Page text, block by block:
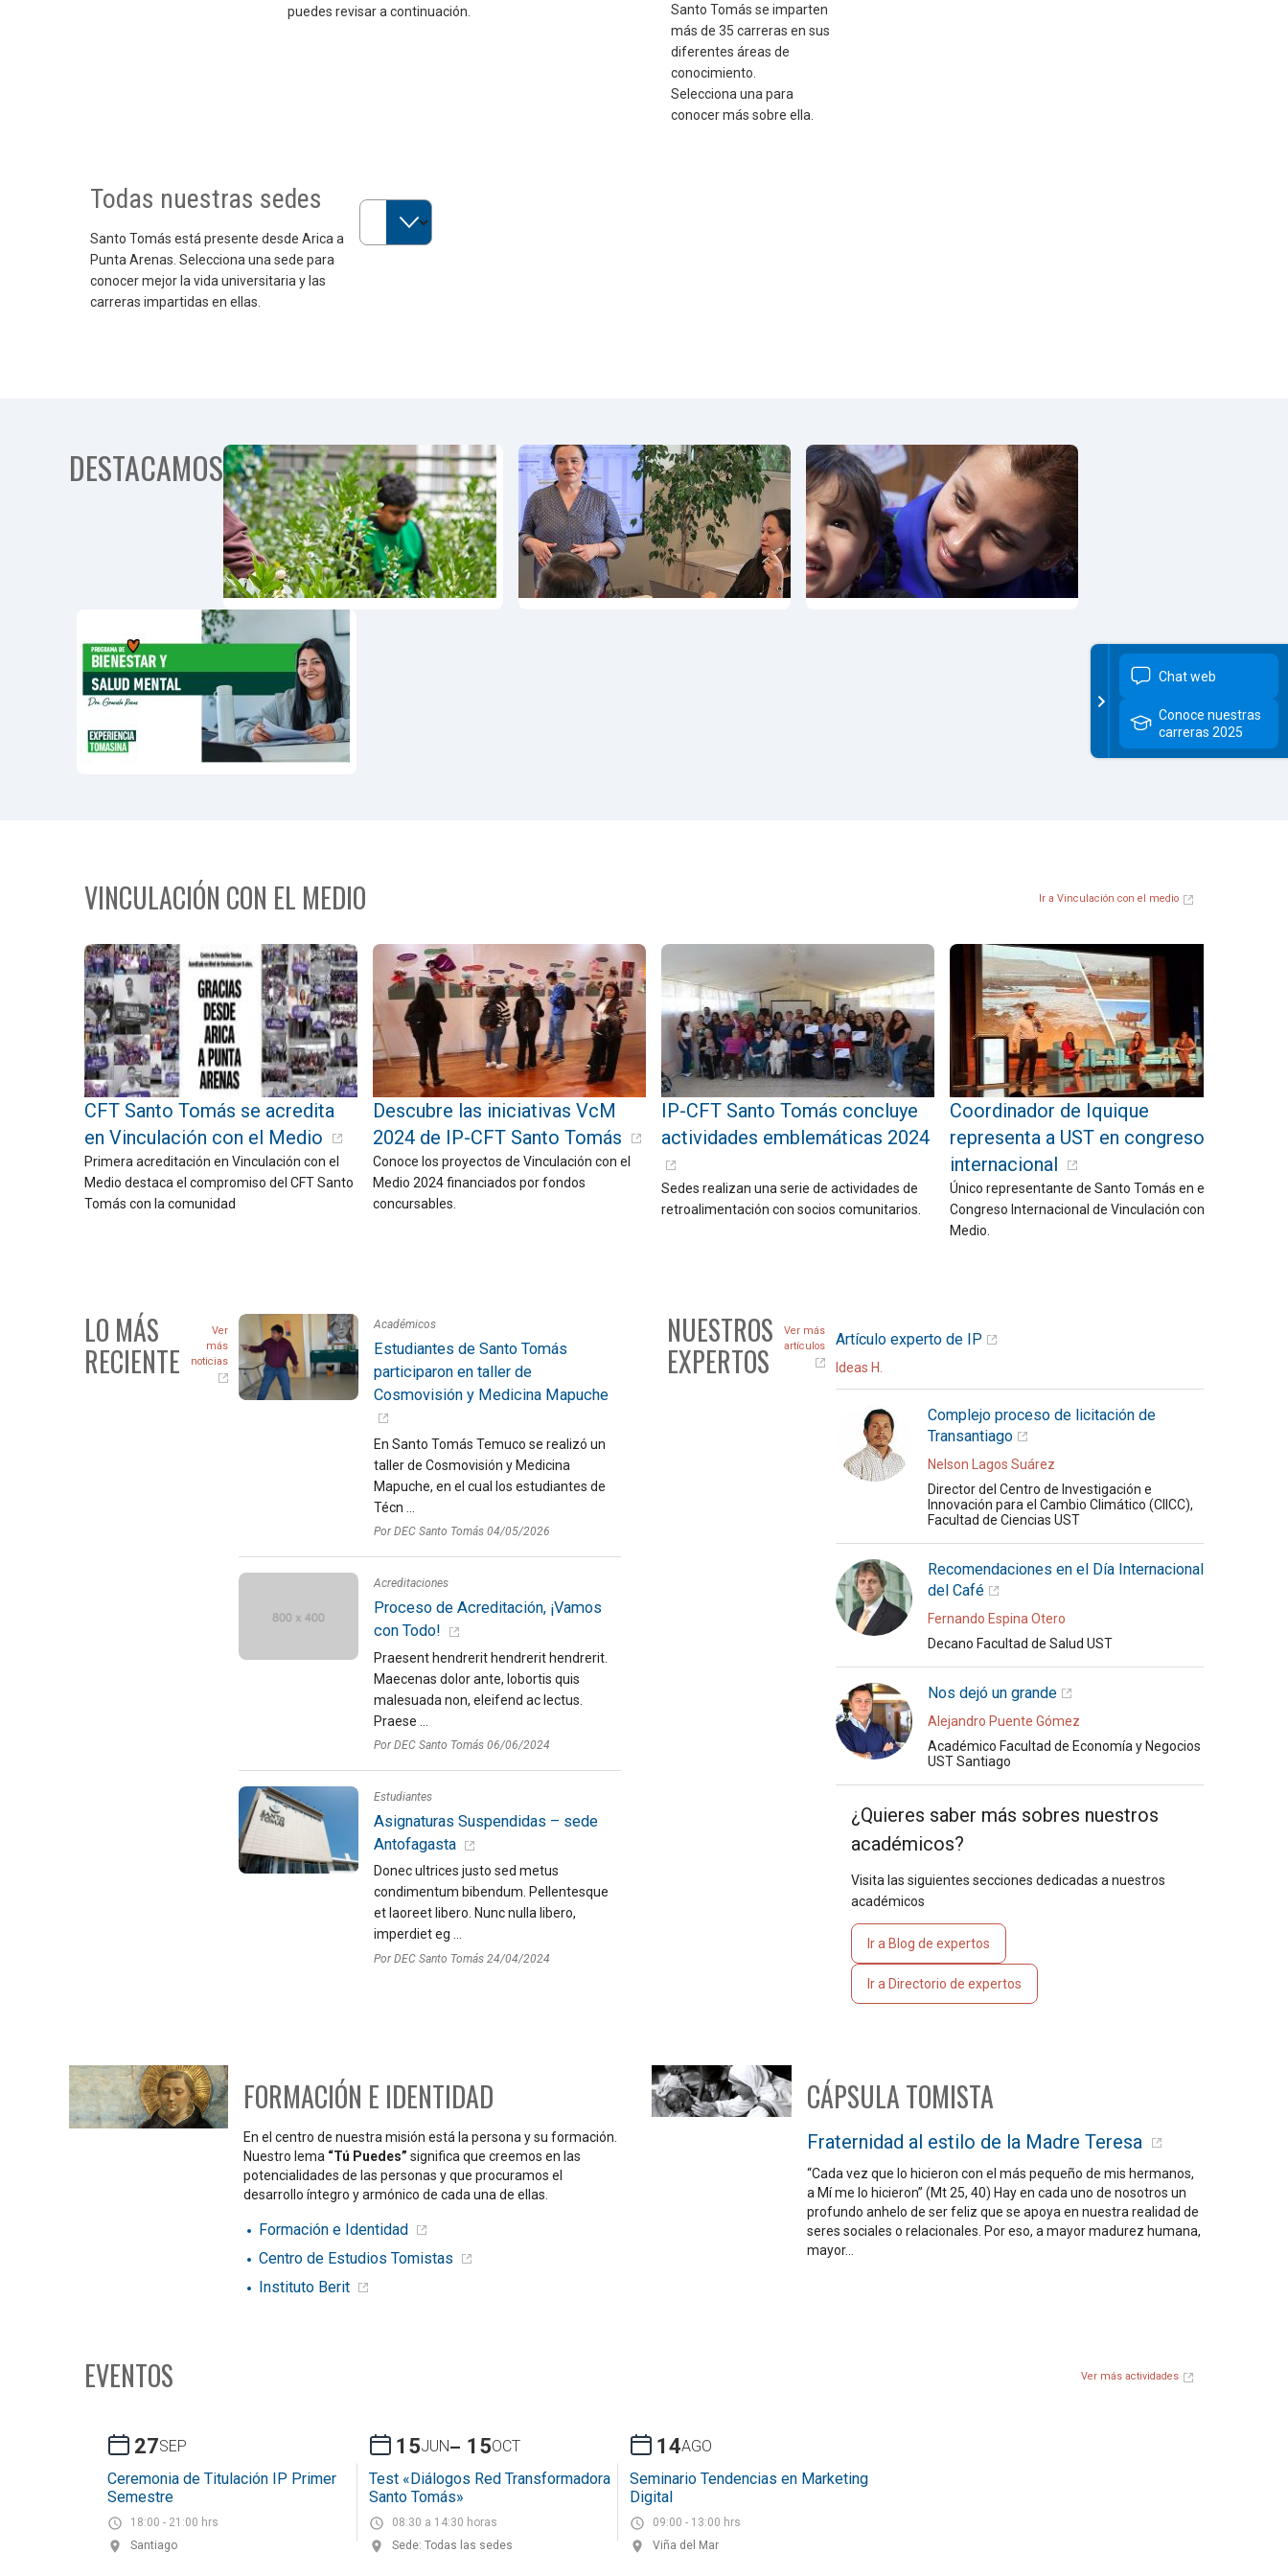
puedes revisar a continuación.
Santo Tomás se imparten
más de 35 carreras en sus
diferentes áreas de
conocimiento.
Selecciona una para
conocer más sobre ella.
Todas nuestras sedes
Santo Tomás está presente desde Arica a
Punta Arenas. Selecciona una sede para
conocer mejor la vida universitaria y las
carreras impartidas en ellas.
Selecciona una sede
DESTACAMOS
Programa
Comunidades
Territoriales
Programa
Emprendimiento,
Innovación y
Pymes
Ir a Vinculación con el medio
VINCULACIÓN CON EL MEDIO
CFT Santo Tomás se acredita
en Vinculación con el Medio
Primera acreditación en Vinculación con el
Medio destaca el compromiso del CFT Santo
Tomás con la comunidad
Descubre las iniciativas VcM
2024 de IP-CFT Santo Tomás
Conoce los proyectos de Vinculación con el
Medio 2024 financiados por fondos
concursables.
IP-CFT Santo Tomás concluye
actividades emblemáticas 2024
Sedes realizan una serie de actividades de
retroalimentación con socios comunitarios.
Coordinador de Iquique
representa a UST en congreso
internacional
Único representante de Santo Tomás en el
Congreso Internacional de Vinculación con el
Medio.
LO MÁS
RECIENTE
Ver
más
noticias
Académicos
Estudiantes de Santo Tomás
participaron en taller de
Cosmovisión y Medicina Mapuche
En Santo Tomás Temuco se realizó un
taller de Cosmovisión y Medicina
Mapuche, en el cual los estudiantes de
Técn ...
Por DEC Santo Tomás 04/05/2026
Acreditaciones
Proceso de Acreditación, ¡Vamos
con Todo!
Praesent hendrerit hendrerit hendrerit.
Maecenas dolor ante, lobortis quis
malesuada non, eleifend ac lectus.
Praese ...
Por DEC Santo Tomás 06/06/2024
Estudiantes
Asignaturas Suspendidas – sede
Antofagasta
Donec ultrices justo sed metus
condimentum bibendum. Pellentesque
et laoreet libero. Nunc nulla libero,
imperdiet eg ...
Por DEC Santo Tomás 24/04/2024
NUESTROS
EXPERTOS
Ver más
artículos
Artículo experto de IP
Ideas H.
Complejo proceso de licitación de
Transantiago
Nelson Lagos Suárez
Director del Centro de Investigación e
Innovación para el Cambio Climático (CIICC),
Facultad de Ciencias UST
Recomendaciones en el Día Internacional
del Café
Fernando Espina Otero
Decano Facultad de Salud UST
Nos dejó un grande
Alejandro Puente Gómez
Académico Facultad de Economía y Negocios
UST Santiago
¿Quieres saber más sobres nuestros
académicos?
Visita las siguientes secciones dedicadas a nuestros
académicos
Ir a Blog de expertos
Ir a Directorio de expertos
FORMACIÓN E IDENTIDAD
En el centro de nuestra misión está la persona y su formación.
Nuestro lema “Tú Puedes” significa que creemos en las
potencialidades de las personas y que procuramos el
desarrollo íntegro y armónico de cada una de ellas.
Formación e Identidad
Centro de Estudios Tomistas
Instituto Berit
CÁPSULA TOMISTA
Fraternidad al estilo de la Madre Teresa
“Cada vez que lo hicieron con el más pequeño de mis hermanos,
a Mí me lo hicieron” (Mt 25, 40) Hay en cada uno de nosotros un
profundo anhelo de ser feliz que se apoya en nuestra realidad de
seres sociales o relacionales. Por eso, a mayor madurez humana,
mayor…
EVENTOS Ver más actividades
27SEP
Ceremonia de Titulación IP Primer
Semestre
18:00 - 21:00 hrs
Santiago
15JUN- 15OCT
Test «Diálogos Red Transformadora
Santo Tomás»
08:30 a 14:30 horas
Sede: Todas las sedes
14AGO
Seminario Tendencias en Marketing
Digital
09:00 - 13:00 hrs
Viña del Mar